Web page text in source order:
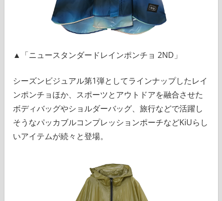
▲「ニュースタンダードレインポンチョ 2ND」
シーズンビジュアル第1弾としてラインナップしたレイ
ンポンチョほか、スポーツとアウトドアを融合させた
ボディバッグやショルダーバッグ、旅行などで活躍し
そうなパッカブルコンプレッションポーチなどKiUらし
いアイテムが続々と登場。